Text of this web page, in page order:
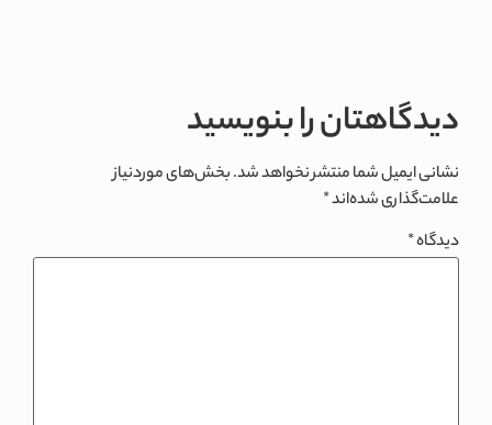
دیدگاهتان را بنویسید
نشانی ایمیل شما منتشر نخواهد شد.بخش‌های موردنیاز
علامت‌گذاری شده‌اند*
دیدگاه*